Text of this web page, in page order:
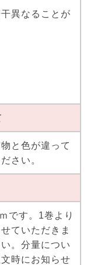
異なることが
と色が違って
さい。
です。1巻より
ていただきま
。分量につい
時にお知らせ